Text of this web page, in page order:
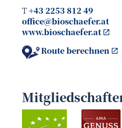
Elisabeth Teufner
T+43 2253 812 49
office@bioschaefer.at
www.bioschaefer.at
Route berechnen